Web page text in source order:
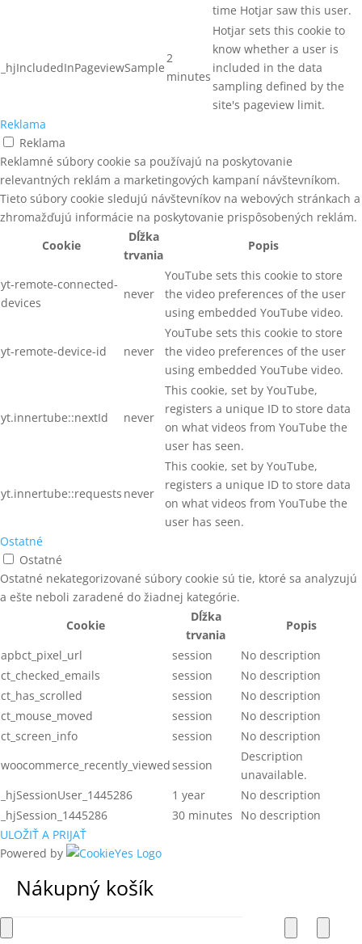
time Hotjar saw this user.
_hjIncludedInPageviewSample
2
minutes
Hotjar sets this cookie to
know whether a user is
included in the data
sampling defined by the
site's pageview limit.
Reklama
Reklama
Reklamné súbory cookie sa používajú na poskytovanie
relevantných reklám a marketingových kampaní návštevníkom.
Tieto súbory cookie sledujú návštevníkov na webových stránkach a
zhromažďujú informácie na poskytovanie prispôsobených reklám.
Cookie
Dĺžka
trvania
Popis
yt-remote-connected-
devices
never
YouTube sets this cookie to store
the video preferences of the user
using embedded YouTube video.
yt-remote-device-id never
YouTube sets this cookie to store
the video preferences of the user
using embedded YouTube video.
yt.innertube::nextId never
This cookie, set by YouTube,
registers a unique ID to store data
on what videos from YouTube the
user has seen.
yt.innertube::requests never
This cookie, set by YouTube,
registers a unique ID to store data
on what videos from YouTube the
user has seen.
Ostatné
Ostatné
Ostatné nekategorizované súbory cookie sú tie, ktoré sa analyzujú
a ešte neboli zaradené do žiadnej kategórie.
Cookie
Dĺžka
trvania
Popis
apbct_pixel_url
session
No description
ct_checked_emails
session
No description
ct_has_scrolled
session
No description
ct_mouse_moved
session
No description
ct_screen_info
session
No description
woocommerce_recently_viewedsession
Description
unavailable.
_hjSessionUser_1445286
1 year
No description
_hjSession_1445286
30 minutes
No description
ULOŽIŤ A PRIJAŤ
Powered by
Nákupný košík